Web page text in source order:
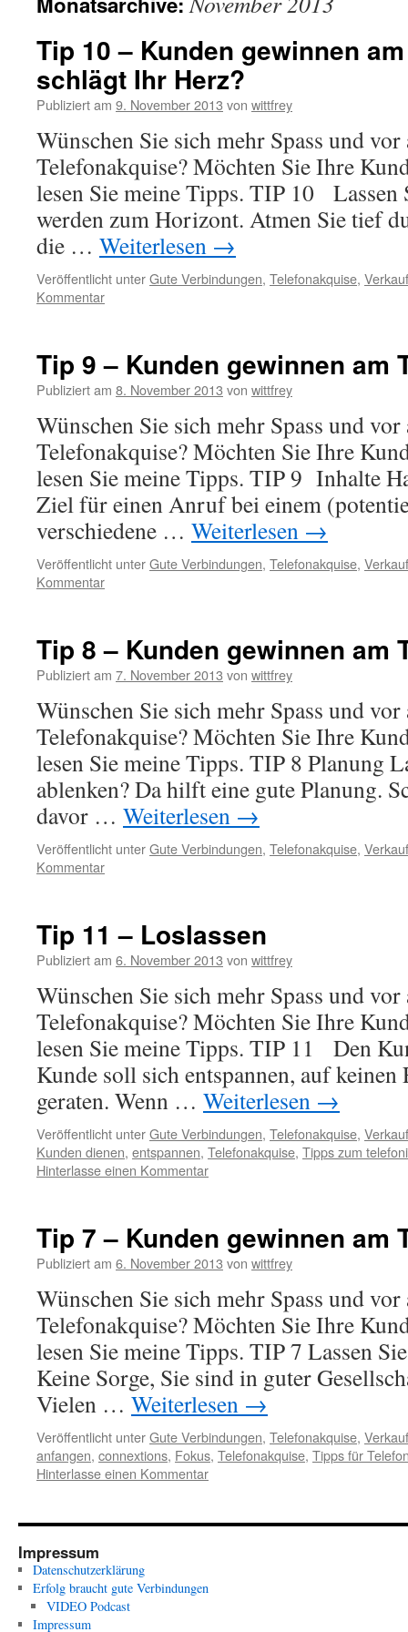
Tip 10 – Kunden gewinnen
schlägt Ihr Herz?
Publiziert am 9. November 2013 von wittfrey
Wünschen Sie sich mehr Spass und
Telefonakquise? Möchten Sie Ihre
lesen Sie meine Tipps. TIP 10
werden zum Horizont. Atmen Sie tief
die … Weiterlesen →
Veröffentlicht unterGute Verbindungen, Telefonakquise,
Kommentar
Tip 9 – Kunden gewinnen am
Publiziert am 8. November 2013 von wittfrey
Wünschen Sie sich mehr Spass und
Telefonakquise? Möchten Sie Ihre
lesen Sie meine Tipps. TIP 9 Inhalte
Ziel für einen Anruf bei einem
verschiedene … Weiterlesen →
Veröffentlicht unterGute Verbindungen, Telefonakquise,
Kommentar
Tip 8 – Kunden gewinnen am
Publiziert am 7. November 2013 von wittfrey
Wünschen Sie sich mehr Spass und
Telefonakquise? Möchten Sie Ihre
lesen Sie meine Tipps. TIP 8 Planung
ablenken? Da hilft eine gute Planung.
davor … Weiterlesen →
Veröffentlicht unterGute Verbindungen, Telefonakquise,
Kommentar
Tip 11 – Loslassen
Publiziert am 6. November 2013 von wittfrey
Wünschen Sie sich mehr Spass und
Telefonakquise? Möchten Sie Ihre
lesen Sie meine Tipps. TIP 11 Den
Kunde soll sich entspannen, auf
geraten. Wenn … Weiterlesen →
Veröffentlicht unterGute Verbindungen, Telefonakquise,
Kunden dienen, entspannen, Telefonakquise, Tipps zum
Hinterlasse einen Kommentar
Tip 7 – Kunden gewinnen am
Publiziert am 6. November 2013 von wittfrey
Wünschen Sie sich mehr Spass und
Telefonakquise? Möchten Sie Ihre
lesen Sie meine Tipps. TIP 7 Lassen
Keine Sorge, Sie sind in guter
Vielen … Weiterlesen →
Veröffentlicht unterGute Verbindungen, Telefonakquise,
anfangen, connextions, Fokus, Telefonakquise, Tipps für
Hinterlasse einen Kommentar
Impressum
Datenschutzerklärung
Erfolg braucht gute Verbindungen
VIDEO Podcast
Impressum